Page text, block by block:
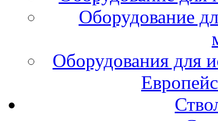
Оборудование
Оборудования для